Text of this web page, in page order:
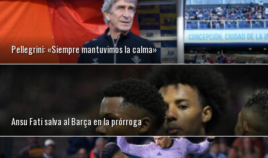
Pellegrini: «Siempre mantuvimos la calma»
Ansu Fati salva al Barça en la prórroga